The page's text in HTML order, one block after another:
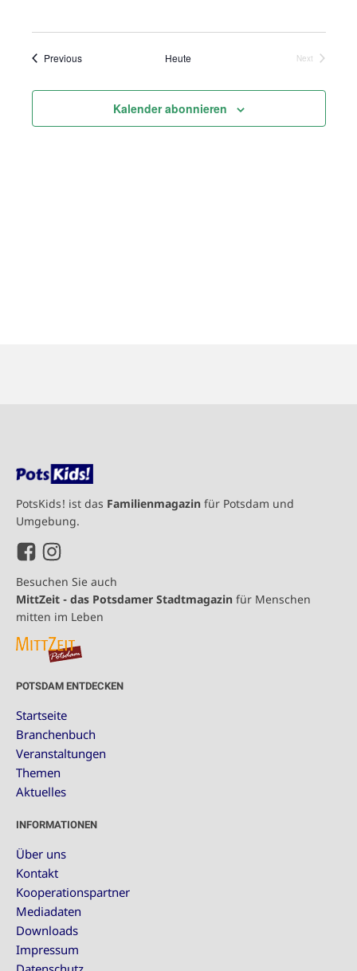
PreviousVeranstaltungen Heute
Next
Kalender abonnieren
PotsKids! ist das Familienmagazin für Potsdam und
Umgebung.
Besuchen Sie auch
MittZeit - das Potsdamer Stadtmagazin für Menschen
mitten im Leben
POTSDAM ENTDECKEN
Startseite
Branchenbuch
Veranstaltungen
Themen
Aktuelles
INFORMATIONEN
Über uns
Kontakt
Kooperationspartner
Mediadaten
Downloads
Impressum